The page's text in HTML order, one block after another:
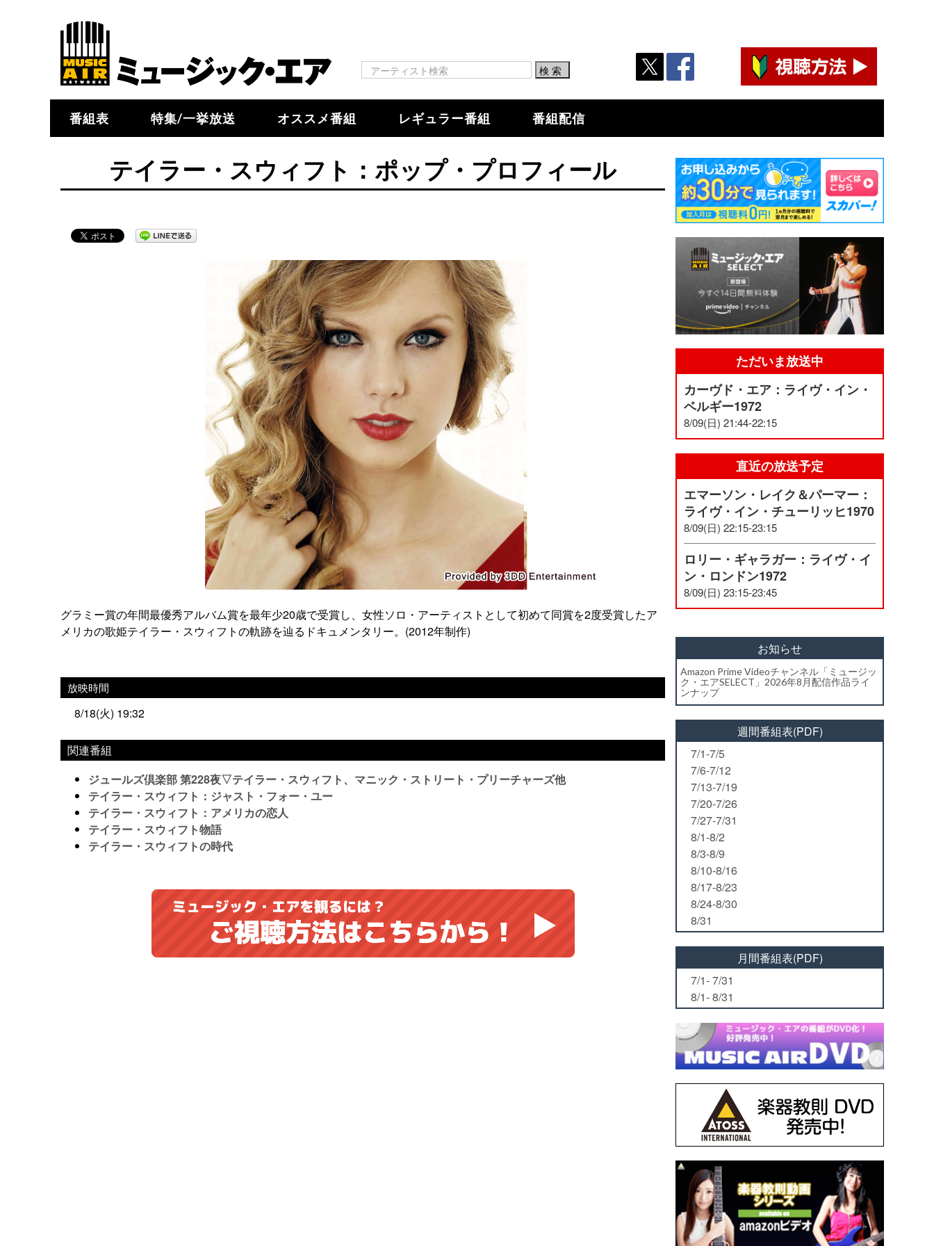
番組表 特集/一挙放送 オススメ番組 レギュラー番組 番組配信
テイラー・スウィフト：ポップ・プロフィール
グラミー賞の年間最優秀アルバム賞を最年少20歳で受賞し、女性ソロ・アーティストとして初めて同賞を2度受賞したア
メリカの歌姫テイラー・スウィフトの軌跡を辿るドキュメンタリー。(2012年制作)
放映時間
8/18(火) 19:32
関連番組
ジュールズ倶楽部 第228夜▽テイラー・スウィフト、マニック・ストリート・プリーチャーズ他
テイラー・スウィフト：ジャスト・フォー・ユー
テイラー・スウィフト：アメリカの恋人
テイラー・スウィフト物語
テイラー・スウィフトの時代
ただいま放送中
カーヴド・エア：ライヴ・イン・
ベルギー1972
8/09(日) 21:44-22:15
直近の放送予定
エマーソン・レイク＆パーマー：
ライヴ・イン・チューリッヒ1970
8/09(日) 22:15-23:15
ロリー・ギャラガー：ライヴ・イ
ン・ロンドン1972
8/09(日) 23:15-23:45
お知らせ
Amazon Prime Videoチャンネル「ミュージッ
ク・エアSELECT」2026年8月配信作品ライ
ンナップ
週間番組表(PDF)
7/1-7/5
7/6-7/12
7/13-7/19
7/20-7/26
7/27-7/31
8/1-8/2
8/3-8/9
8/10-8/16
8/17-8/23
8/24-8/30
8/31
月間番組表(PDF)
7/1- 7/31
8/1- 8/31